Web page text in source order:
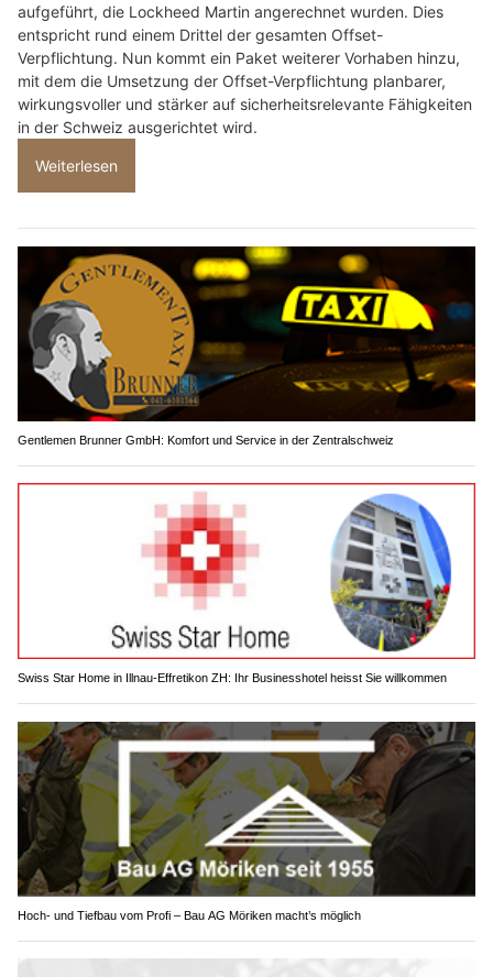
aufgeführt, die Lockheed Martin angerechnet wurden. Dies
entspricht rund einem Drittel der gesamten Offset-
Verpflichtung. Nun kommt ein Paket weiterer Vorhaben hinzu,
mit dem die Umsetzung der Offset-Verpflichtung planbarer,
wirkungsvoller und stärker auf sicherheitsrelevante Fähigkeiten
in der Schweiz ausgerichtet wird.
Weiterlesen
Gentlemen Brunner GmbH: Komfort und Service in der Zentralschweiz
Swiss Star Home in Illnau-Effretikon ZH: Ihr Businesshotel heisst Sie willkommen
Hoch- und Tiefbau vom Profi – Bau AG Möriken macht’s möglich